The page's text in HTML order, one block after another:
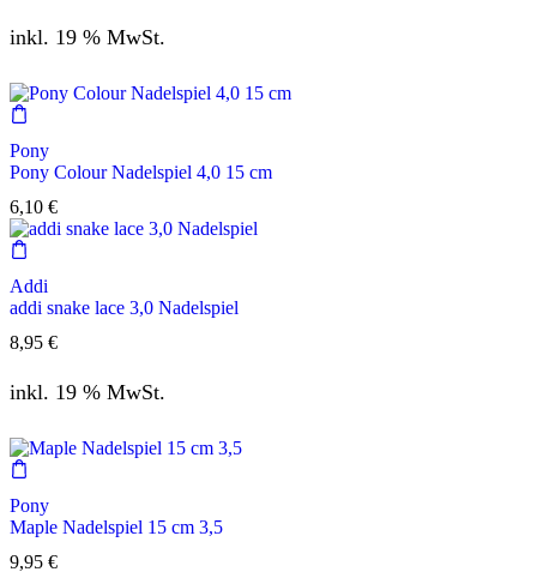
inkl. 19 % MwSt.
Pony
Pony Colour Nadelspiel 4,0 15 cm
6,10 €
Addi
addi snake lace 3,0 Nadelspiel
8,95 €
inkl. 19 % MwSt.
Pony
Maple Nadelspiel 15 cm 3,5
9,95 €